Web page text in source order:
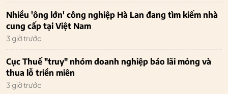
Nhiều 'ông lớn' công nghiệp Hà Lan đang tìm kiếm nhà
cung cấp tại Việt Nam
3 giờ trước
Cục Thuế "truy" nhóm doanh nghiệp báo lãi mỏng và
thua lỗ triền miên
3 giờ trước